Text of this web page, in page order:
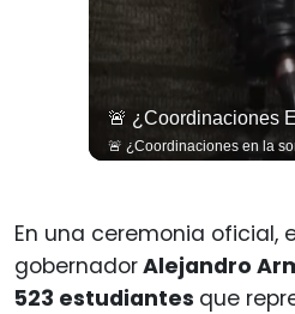
En una ceremonia oficial,
gobernadorAlejandro
523 estudiantes que